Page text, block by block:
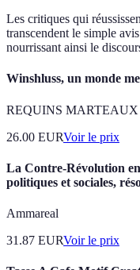
Les critiques qui
transcendent le simple
nourrissant ainsi le
Winshluss, un monde
REQUINS MARTEAUX
26.00 EURVoir le prix
La Contre-Révolution
politiques et sociales,
Ammareal
31.87 EURVoir le prix